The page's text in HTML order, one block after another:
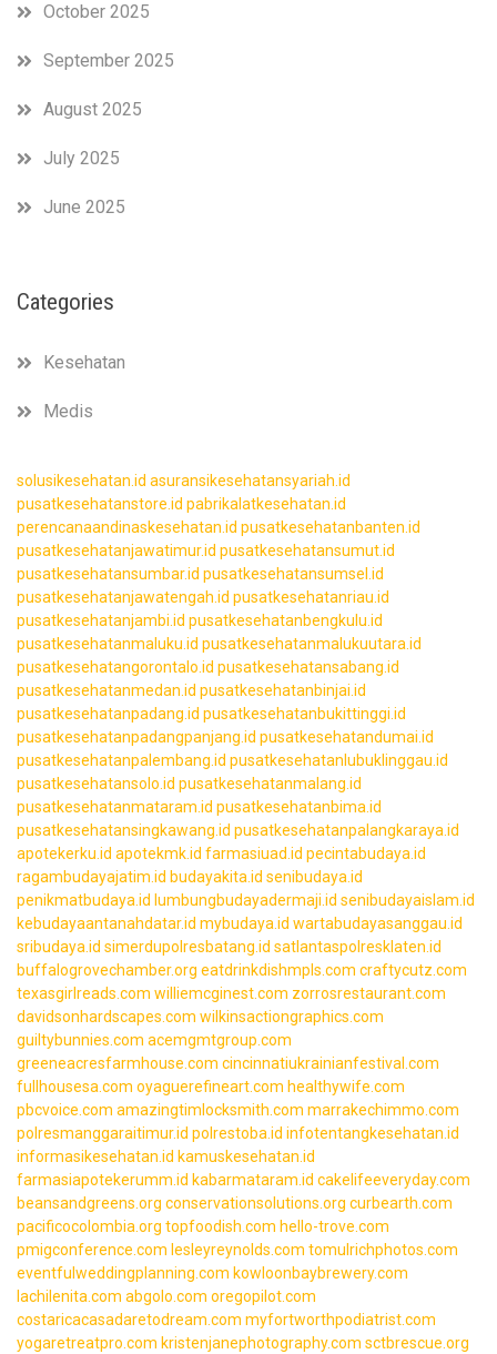
October 2025
September 2025
August 2025
July 2025
June 2025
Categories
Kesehatan
Medis
solusikesehatan.id asuransikesehatansyariah.id
pusatkesehatanstore.id pabrikalatkesehatan.id
perencanaandinaskesehatan.id pusatkesehatanbanten.id
pusatkesehatanjawatimur.id pusatkesehatansumut.id
pusatkesehatansumbar.id pusatkesehatansumsel.id
pusatkesehatanjawatengah.id pusatkesehatanriau.id
pusatkesehatanjambi.id pusatkesehatanbengkulu.id
pusatkesehatanmaluku.id pusatkesehatanmalukuutara.id
pusatkesehatangorontalo.id pusatkesehatansabang.id
pusatkesehatanmedan.id pusatkesehatanbinjai.id
pusatkesehatanpadang.id pusatkesehatanbukittinggi.id
pusatkesehatanpadangpanjang.id pusatkesehatandumai.id
pusatkesehatanpalembang.id pusatkesehatanlubuklinggau.id
pusatkesehatansolo.id pusatkesehatanmalang.id
pusatkesehatanmataram.id pusatkesehatanbima.id
pusatkesehatansingkawang.id pusatkesehatanpalangkaraya.id
apotekerku.id apotekmk.id farmasiuad.id pecintabudaya.id
ragambudayajatim.id budayakita.id senibudaya.id
penikmatbudaya.id lumbungbudayadermaji.id senibudayaislam.id
kebudayaantanahdatar.id mybudaya.id wartabudayasanggau.id
sribudaya.id simerdupolresbatang.id satlantaspolresklaten.id
buffalogrovechamber.org eatdrinkdishmpls.com craftycutz.com
texasgirlreads.com williemcginest.com zorrosrestaurant.com
davidsonhardscapes.com wilkinsactiongraphics.com
guiltybunnies.com acemgmtgroup.com
greeneacresfarmhouse.com cincinnatiukrainianfestival.com
fullhousesa.com oyaguerefineart.com healthywife.com
pbcvoice.com amazingtimlocksmith.com marrakechimmo.com
polresmanggaraitimur.id polrestoba.id infotentangkesehatan.id
informasikesehatan.id kamuskesehatan.id
farmasiapotekerumm.id kabarmataram.id cakelifeeveryday.com
beansandgreens.org conservationsolutions.org curbearth.com
pacificocolombia.org topfoodish.com hello-trove.com
pmigconference.com lesleyreynolds.com tomulrichphotos.com
eventfulweddingplanning.com kowloonbaybrewery.com
lachilenita.com abgolo.com oregopilot.com
costaricacasadaretodream.com myfortworthpodiatrist.com
yogaretreatpro.com kristenjanephotography.com sctbrescue.org